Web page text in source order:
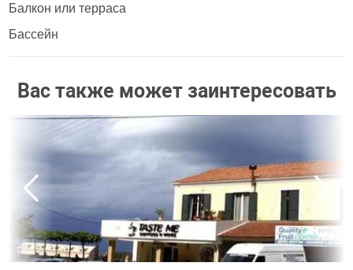
Балкон или терраса
Бассейн
Вас также может заинтересовать